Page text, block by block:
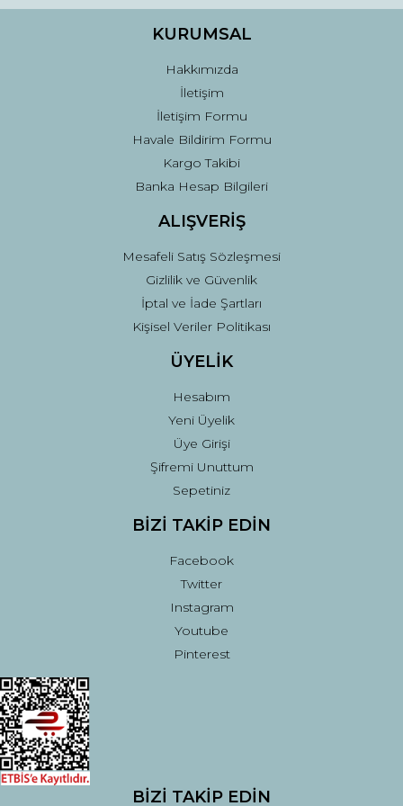
Ürün fiyatı diğer sitelerden daha pahalı.
Gönder
KURUMSAL
Hakkımızda
İletişim
İletişim Formu
Havale Bildirim Formu
Kargo Takibi
Banka Hesap Bilgileri
ALIŞVERİŞ
Mesafeli Satış Sözleşmesi
Gizlilik ve Güvenlik
İptal ve İade Şartları
Kişisel Veriler Politikası
ÜYELİK
Hesabım
Yeni Üyelik
Üye Girişi
Şifremi Unuttum
Sepetiniz
BİZİ TAKİP EDİN
Facebook
Twitter
Instagram
Youtube
Pinterest
BİZİ TAKİP EDİN